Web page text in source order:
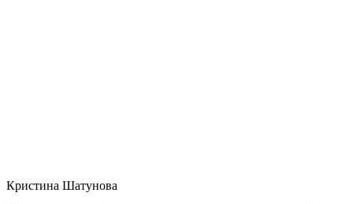
Кристина Шатунова